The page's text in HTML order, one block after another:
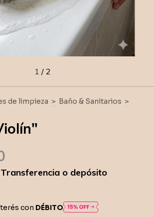
1 / 2
de limpieza > Baño & Sanitarios >
Transferencia o depósito
con DÉBITO